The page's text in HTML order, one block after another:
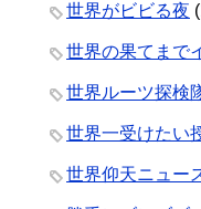
世界がビビる夜
世界の果てまで
世界ルーツ探検
世界一受けたい
世界仰天ニュー